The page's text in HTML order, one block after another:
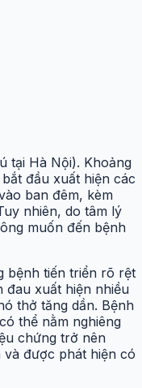
tại Hà Nội). Khoảng
đầu xuất hiện các
ban đêm, kèm
nhiên, do tâm lý
muốn đến bệnh
bệnh tiến triển rõ rệt
đau xuất hiện nhiều
thở tăng dần. Bệnh
thể nằm nghiêng
chứng trở nên
và được phát hiện có